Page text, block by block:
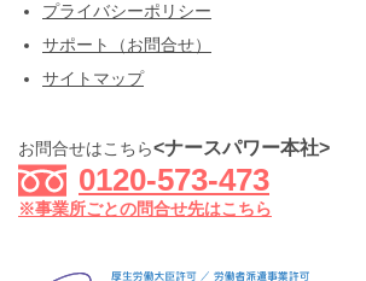
プライバシーポリシー
サポート（お問合せ）
サイトマップ
お問合せはこちら<ナースパワー本社>
0120-573-473
※事業所ごとの問合せ先はこちら